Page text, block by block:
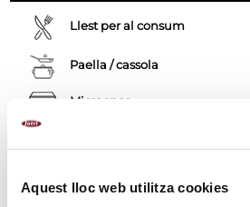
Aquest lloc web utilitza cookies
Llest per al consum
Paella / cassola
Microones
DESCRIPCIÓ